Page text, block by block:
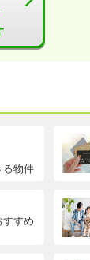
る物件
すすめ